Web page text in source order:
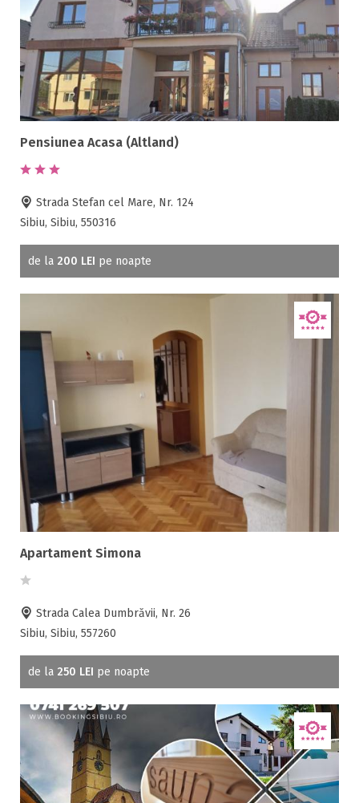
Pensiunea Acasa (Altland)
Strada Stefan cel Mare, Nr. 124
Sibiu, Sibiu, 550316
de la 200 LEI pe noapte
Apartament Simona
Strada Calea Dumbrăvii, Nr. 26
Sibiu, Sibiu, 557260
de la 250 LEI pe noapte